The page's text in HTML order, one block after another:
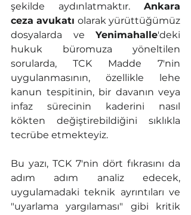
şekilde aydınlatmaktır. Ankara
ceza avukatı olarak yürüttüğümüz
dosyalarda ve Yenimahalle'deki
hukuk büromuza yöneltilen
sorularda, TCK Madde 7'nin
uygulanmasının, özellikle lehe
kanun tespitinin, bir davanın veya
infaz sürecinin kaderini nasıl
kökten değiştirebildiğini sıklıkla
tecrübe etmekteyiz.
Bu yazı, TCK 7'nin dört fıkrasını da
adım adım analiz edecek,
uygulamadaki teknik ayrıntıları ve
"uyarlama yargılaması" gibi kritik